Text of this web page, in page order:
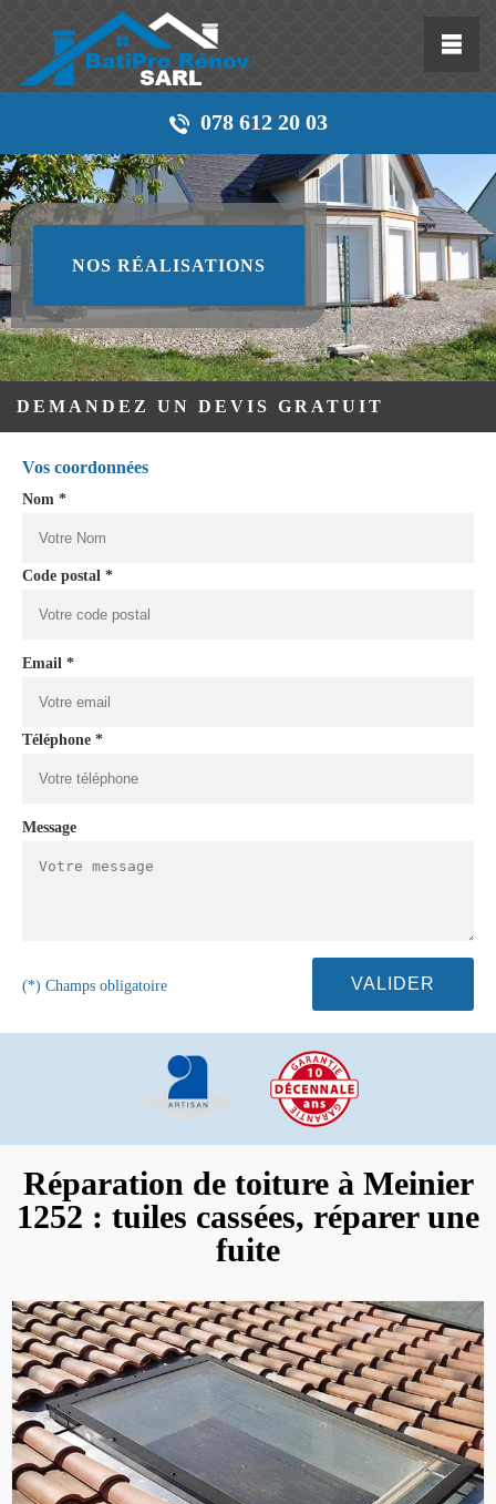
078 612 20 03
NOS RÉALISATIONS
DEMANDEZ UN DEVIS GRATUIT
Vos coordonnées
Nom *
Code postal *
Email *
Téléphone *
Message
(*) Champs obligatoire
Réparation de toiture à Meinier
1252 : tuiles cassées, réparer une
fuite